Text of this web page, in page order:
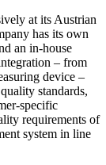
at its Austrian
has its own
an in-house
– from
device –
standards,
specific
requirements of
system in line